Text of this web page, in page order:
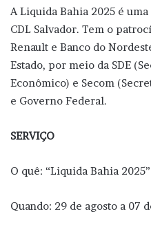
A Liquida Bahia 2025 é
CDL Salvador. Tem o
Renault e Banco do
Estado, por meio da SDE
Econômico) e Secom
e Governo Federal.
SERVIÇO
O quê: “Liquida Bahia 2025”
Quando: 29 de agosto a 07